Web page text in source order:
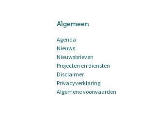
Algemeen
Agenda
Nieuws
Nieuwsbrieven
Projecten en diensten
Disclaimer
Privacyverklaring
Algemene voorwaarden